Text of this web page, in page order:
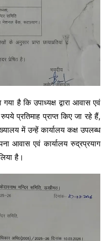
है कि उपाध्यक्ष द्वारा आवास एवं
प्रतिमाह प्राप्त किए जा रहे हैं,
में उन्हें कार्यालय कक्ष उपलब्ध
आवास एवं कार्यालय रुद्रप्रयाग
है।